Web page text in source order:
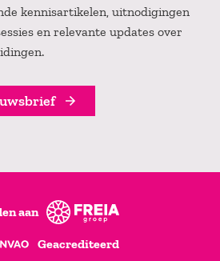
kennisartikelen, uitnodigingen
en relevante updates over
aan
Geacrediteerd